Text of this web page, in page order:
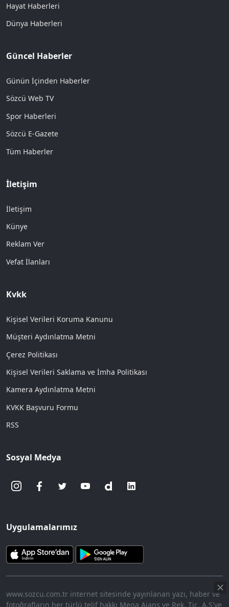
Hayat Haberleri
Dünya Haberleri
Güncel Haberler
Günün İçinden Haberler
Sözcü Web TV
Spor Haberleri
Sözcü E-Gazete
Tüm Haberler
İletişim
İletişim
Künye
Reklam Ver
Vefat İlanları
Kvkk
Kişisel Verileri Koruma Kanunu
Müşteri Aydınlatma Metni
Çerez Politikası
Kişisel Verileri Saklama ve İmha Politikası
Kamera Aydınlatma Metni
KVKK Başvuru Formu
RSS
Sosyal Medya
Uygulamalarımız
www.sozcu.com.tr internet sitesinde yayınlanan yazı, haber ve
fotoğrafların her türlü telif hakkı Mega Ajans ve Rek. Tic. A.Ş'ye